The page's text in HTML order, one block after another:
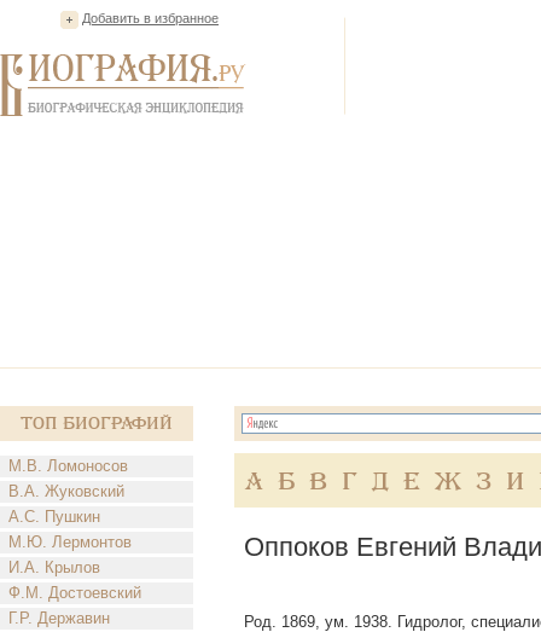
Добавить в избранное
Топ Биографий
М.В. Ломоносов
В.А. Жуковский
А.С. Пушкин
М.Ю. Лермонтов
И.А. Крылов
Ф.М. Достоевский
Г.Р. Державин
А Б В Г Д Е Ж З И
Оппоков Евгений
Род. 1869, ум. 1938. Гидролог,